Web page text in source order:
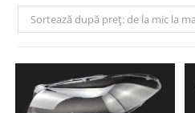
Sortează după preț: de la mic la